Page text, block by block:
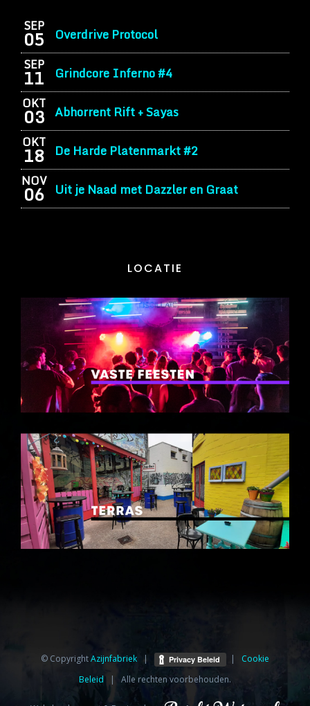
SEP
05 Overdrive Protocol
SEP
11 Grindcore Inferno #4
OKT
03 Abhorrent Rift + Sayas
OKT
18 De Harde Platenmarkt #2
NOV
06 Uit je Naad met Dazzler en Graat
LOCATIE
© CopyrightAzijnfabriek⁩ | | Cookie
Beleid | Alle rechten voorbehouden.